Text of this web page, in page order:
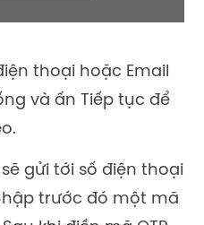
thoại hoặc Email
và ấn Tiếp tục để
gửi tới số điện thoại
trước đó một mã